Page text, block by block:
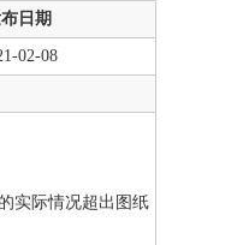
日期
02-08
实际情况超出图纸